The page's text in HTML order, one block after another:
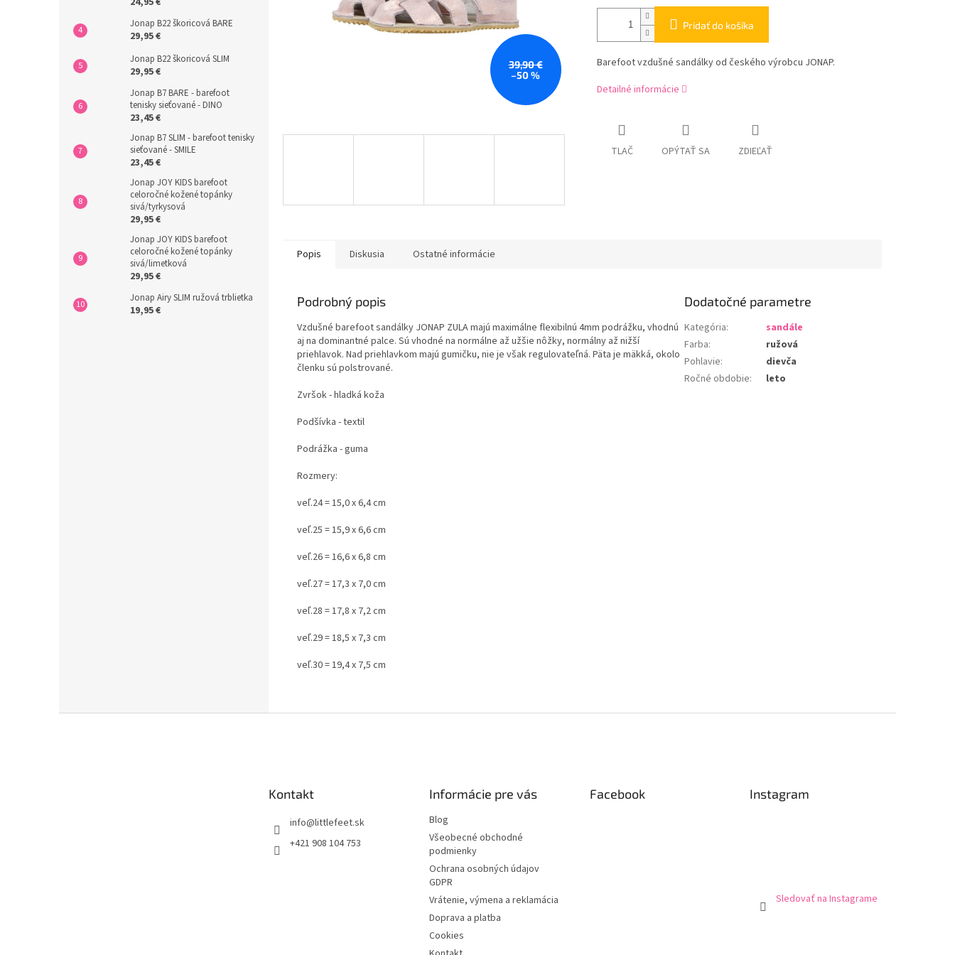
Jonap B22 škoricová BARE
29,95 €
Jonap B22 škoricová SLIM
29,95 €
Jonap B7 BARE - barefoot
tenisky sieťované - DINO
23,45 €
Jonap B7 SLIM - barefoot tenisky
sieťované - SMILE
23,45 €
Jonap JOY KIDS barefoot
celoročné kožené topánky
sivá/tyrkysová
29,95 €
Jonap JOY KIDS barefoot
celoročné kožené topánky
sivá/limetková
29,95 €
Jonap Airy SLIM ružová trblietka
19,95 €
39,90 €
–50 %
Pridať do košíka
Barefoot vzdušné sandálky od českého výrobcu JONAP.
Detailné informácie
TLAČ OPÝTAŤ SA ZDIEĽAŤ
Popis Diskusia Ostatné informácie
Podrobný popis
Vzdušné barefoot sandálky JONAP ZULA majú maximálne flexibilnú 4mm podrážku, vhodnú
aj na dominantné palce. Sú vhodné na normálne až užšie nôžky, normálny až nižší
priehlavok. Nad priehlavkom majú gumičku, nie je však regulovateľná. Päta je mäkká, okolo
členku sú polstrované.
Zvršok - hladká koža
Podšívka - textil
Podrážka - guma
Rozmery:
veľ.24 = 15,0 x 6,4 cm
veľ.25 = 15,9 x 6,6 cm
veľ.26 = 16,6 x 6,8 cm
veľ.27 = 17,3 x 7,0 cm
veľ.28 = 17,8 x 7,2 cm
veľ.29 = 18,5 x 7,3 cm
veľ.30 = 19,4 x 7,5 cm
Dodatočné parametre
Kategória:
sandále
Farba:
ružová
Pohlavie:
dievča
Ročné obdobie: leto
Kontakt
info@littlefeet.sk
+421 908 104 753
Informácie pre vás
Blog
Všeobecné obchodné
podmienky
Ochrana osobných údajov
GDPR
Vrátenie, výmena a reklamácia
Doprava a platba
Cookies
Facebook Instagram
Sledovať na Instagrame